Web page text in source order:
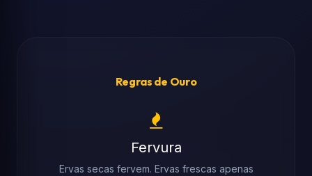
Regras de Ouro
Fervura
Ervas secas fervem. Ervas frescas apenas